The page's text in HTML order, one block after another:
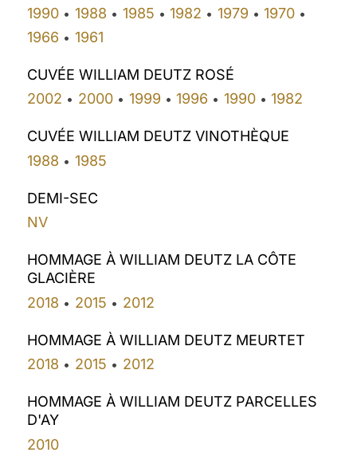
1990 • 1988 • 1985 • 1982 • 1979 • 1970 •
1966 • 1961
CUVÉE WILLIAM DEUTZ ROSÉ
2002 • 2000• 1999 • 1996 • 1990• 1982
CUVÉE WILLIAM DEUTZ VINOTHÈQUE
1988 • 1985
DEMI-SEC
NV
HOMMAGE À WILLIAM DEUTZ LA CÔTE
GLACIÈRE
2018 • 2015 • 2012
HOMMAGE À WILLIAM DEUTZ MEURTET
2018 • 2015 • 2012
HOMMAGE À WILLIAM DEUTZ PARCELLES
D'AY
2010